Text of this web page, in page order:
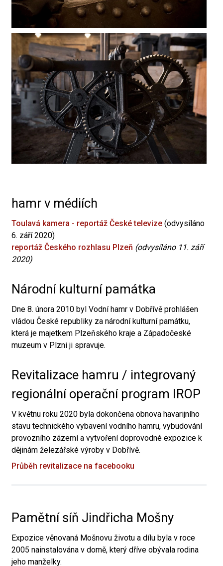
hamr v médiích
Toulavá kamera - reportáž České televize (odvysíláno
6. září 2020)
reportáž Českého rozhlasu Plzeň (odvysíláno 11. září
2020)
Národní kulturní památka
Dne 8. února 2010 byl Vodní hamr v Dobřívě prohlášen
vládou České republiky za národní kulturní památku,
která je majetkem Plzeňského kraje a Západočeské
muzeum v Plzni ji spravuje.
Revitalizace hamru / integrovaný
regionální operační program IROP
V květnu roku 2020 byla dokončena obnova havarijního
stavu technického vybavení vodního hamru, vybudování
provozního zázemí a vytvoření doprovodné expozice k
dějinám železářské výroby v Dobřívě.
Průběh revitalizace na facebooku
Pamětní síň Jindřicha Mošny
Expozice věnovaná Mošnovu životu a dílu byla v roce
2005 nainstalována v domě, který dříve obývala rodina
jeho manželky.